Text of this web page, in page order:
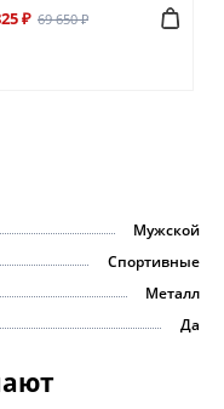
₽ 69 650 ₽
Мужской
Спортивные
Металл
Да